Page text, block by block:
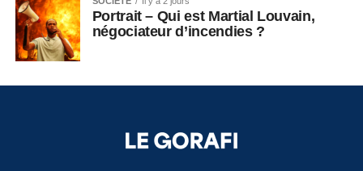
Portrait – Qui est Martial Louvain,
négociateur d’incendies ?